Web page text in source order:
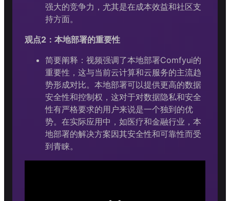
强大的竞争力，尤其是在成本效益和社区支
持方面。
观点2：本地部署的重要性
简要阐释：视频强调了本地部署Comfyui的
重要性，这与当前云计算和云服务的主流趋
势形成对比。本地部署可以提供更高的数据
安全性和控制权，这对于对数据隐私和安全
性有严格要求的用户来说是一个独到的优
势。在实际应用中，如医疗和金融行业，本
地部署的解决方案因其安全性和可靠性而受
到青睐。